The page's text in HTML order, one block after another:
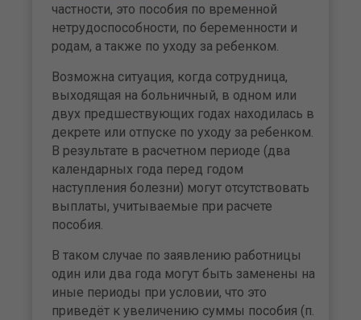
частности, это пособия по временной
нетрудоспособности, по беременности и
родам, а также по уходу за ребенком.
Возможна ситуация, когда сотрудница,
выходящая на больничный, в одном или
двух предшествующих годах находилась в
декрете или отпуске по уходу за ребенком.
В результате в расчетном периоде (два
календарных года перед годом
наступления болезни) могут отсутствовать
выплаты, учитываемые при расчете
пособия.
В таком случае по заявлению работницы
один или два года могут быть заменены на
иные периоды при условии, что это
приведёт к увеличению суммы пособия (п.